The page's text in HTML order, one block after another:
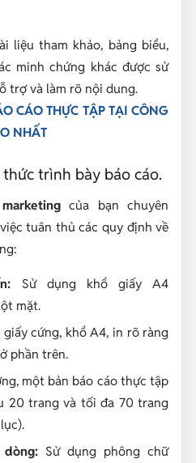
liệu tham khảo, bảng biểu,
minh chứng khác được sử
trợ và làm rõ nội dung.
CÁO THỰC TẬP TẠI CÔNG
NHẤT
trình bày báo cáo.
của bạn chuyên
tuân thủ các quy định về
Sử dụng khổ giấy A4
mặt.
giấy cứng, khổ A4, in rõ ràng
phần trên.
một bản báo cáo thực tập
20 trang và tối đa 70 trang
Sử dụng phông chữ